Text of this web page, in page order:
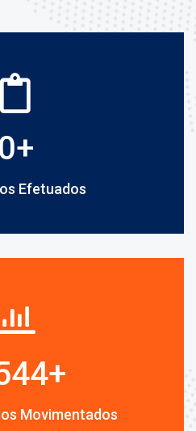
0+
Efetuados
+
Movimentados